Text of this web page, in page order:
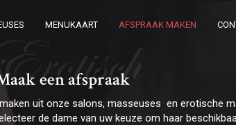
een afspraak
uit onze salons, masseuses en erotische
de dame van uw keuze om haar
MENUKAART AFSPRAAK MAKEN